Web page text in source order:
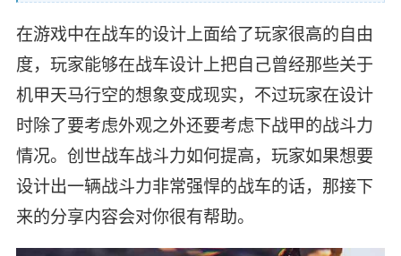
在游戏中在战车的设计上面给了玩家很高的自由
度，玩家能够在战车设计上把自己曾经那些关于
机甲天马行空的想象变成现实，不过玩家在设计
时除了要考虑外观之外还要考虑下战甲的战斗力
情况。创世战车战斗力如何提高，玩家如果想要
设计出一辆战斗力非常强悍的战车的话，那接下
来的分享内容会对你很有帮助。